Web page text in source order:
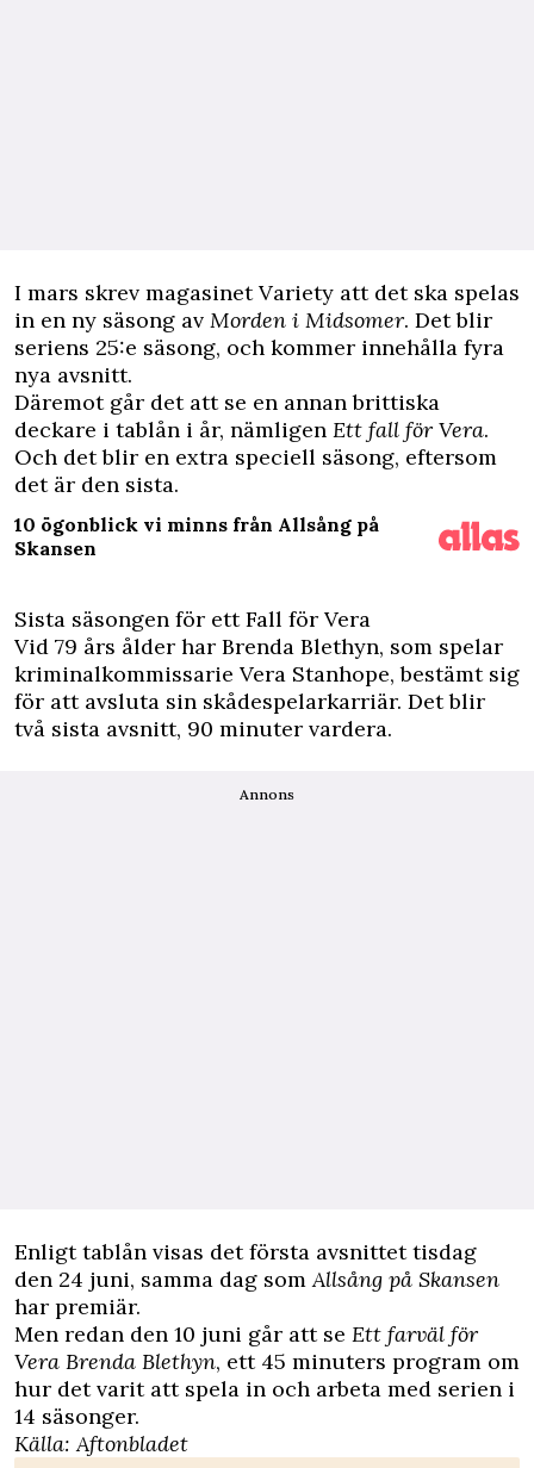
I mars skrev magasinetVariety att det ska spelas
in en ny säsong av Morden i Midsomer. Det blir
seriens 25:e säsong, och kommer innehålla fyra
nya avsnitt.
Däremot går det att se en annan brittiska
deckare i tablån i år, nämligen Ett fall för Vera.
Och det blir en extra speciell säsong, eftersom
det är den sista.
10 ögonblick vi minns från Allsång på
Skansen
Sista säsongen för ett Fall för Vera
Vid 79 års ålder har Brenda Blethyn, som spelar
kriminalkommissarie Vera Stanhope, bestämt sig
för att avsluta sin skådespelarkarriär. Det blir
två sista avsnitt, 90 minuter vardera.
Annons
Enligt tablån visas det första avsnittet tisdag
den 24 juni, samma dag somAllsång på Skansen
har premiär.
Men redan den 10 juni går att se Ett farväl för
Vera Brenda Blethyn, ett 45 minuters program om
hur det varit att spela in och arbeta med serien i
14 säsonger.
Källa:Aftonbladet